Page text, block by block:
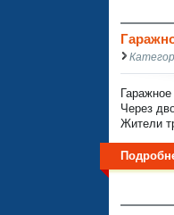
Через
Жители